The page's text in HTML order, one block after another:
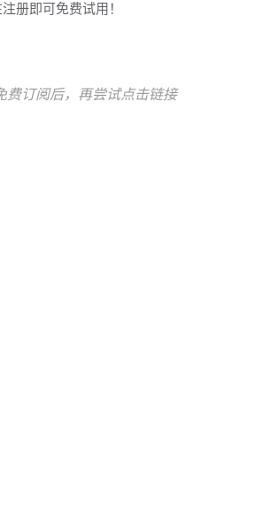
册即可免费试用！
订阅后，再尝试点击链接